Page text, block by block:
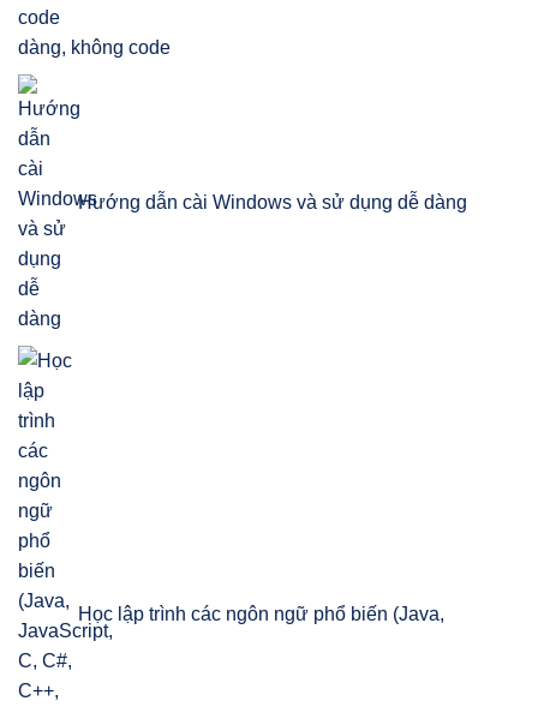
dàng, không code
Hướng dẫn cài Windows và sử dụng dễ dàng
Học lập trình các ngôn ngữ phổ biến (Java,